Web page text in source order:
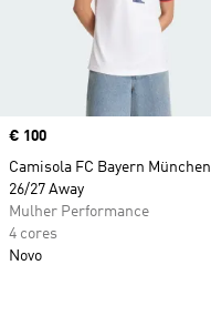
Price
€ 100
Camisola FC Bayern München
26/27 Away
Mulher Performance
4 cores
Novo